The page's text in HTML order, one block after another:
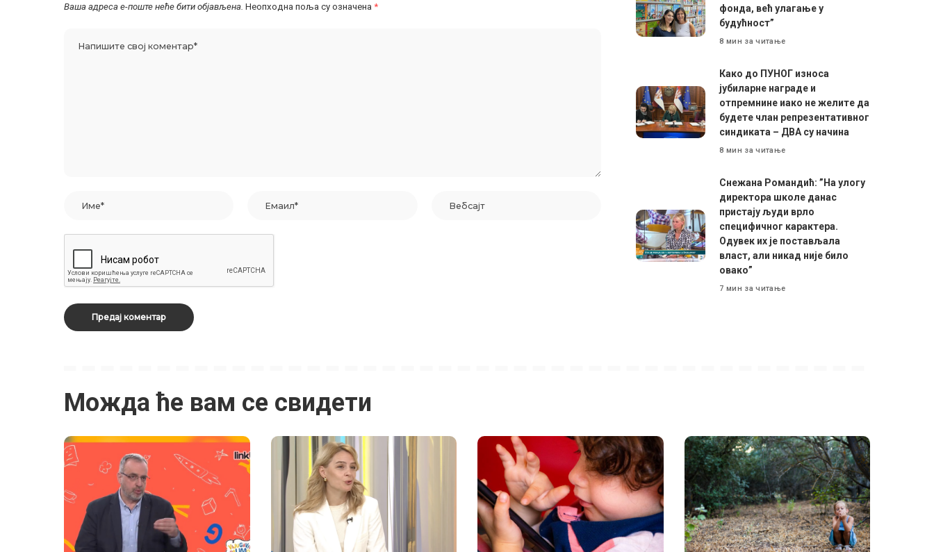
Ваша адреса е-поште неће бити објављена. Неопходна поља су означена *
фонда, већ улагање у
будућност”
8 мин за читање
Како до ПУНОГ износа
јубиларне награде и
отпремнине иако не желите да
будете члан репрезентативног
синдиката – ДВА су начина
8 мин за читање
Снежана Романдић: ”На улогу
директора школе данас
пристају људи врло
специфичног карактера.
Одувек их је постављала
власт, али никад није било
овако”
7 мин за читање
Можда ће вам се свидети